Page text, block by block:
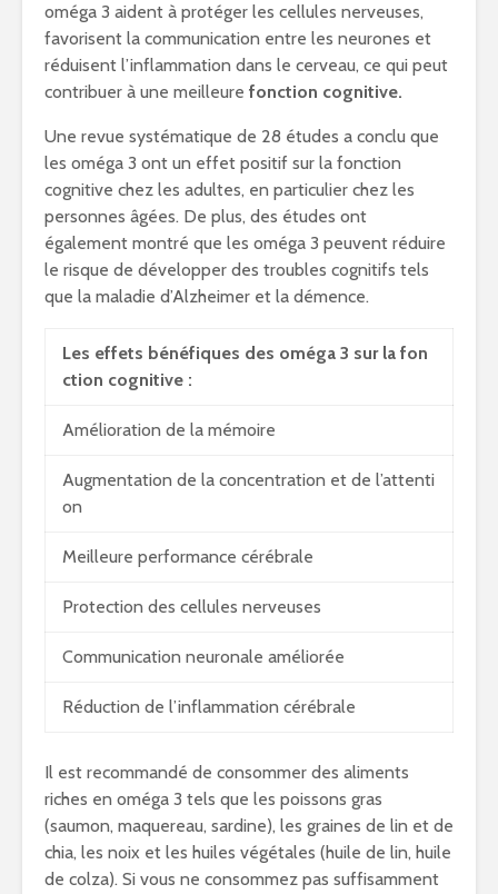
oméga 3 aident à protéger les cellules nerveuses,
favorisent la communication entre les neurones et
réduisent l’inflammation dans le cerveau, ce qui peut
contribuer à une meilleure fonction cognitive.
Une revue systématique de 28 études a conclu que
les oméga 3 ont un effet positif sur la fonction
cognitive chez les adultes, en particulier chez les
personnes âgées. De plus, des études ont
également montré que les oméga 3 peuvent réduire
le risque de développer des troubles cognitifs tels
que la maladie d’Alzheimer et la démence.
Les effets bénéfiques des oméga 3 sur la fon
ction cognitive :
Amélioration de la mémoire
Augmentation de la concentration et de l’attenti
on
Meilleure performance cérébrale
Protection des cellules nerveuses
Communication neuronale améliorée
Réduction de l’inflammation cérébrale
Il est recommandé de consommer des aliments
riches en oméga 3 tels que les poissons gras
(saumon, maquereau, sardine), les graines de lin et de
chia, les noix et les huiles végétales (huile de lin, huile
de colza). Si vous ne consommez pas suffisamment